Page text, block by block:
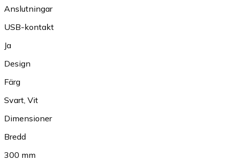
Anslutningar
USB-kontakt
Ja
Design
Färg
Svart Vit
Dimensioner
Bredd
300 mm